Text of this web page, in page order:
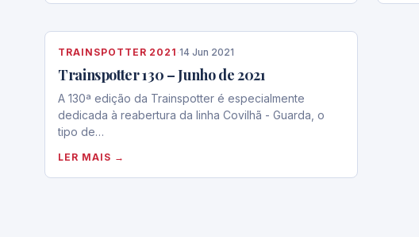
TRAINSPOTTER 2021 ·14 Jun 2021
Trainspotter 130 – Junho de 2021
A 130ª edição da Trainspotter é especialmente
dedicada à reabertura da linha Covilhã - Guarda, o
tipo de…
LER MAIS →